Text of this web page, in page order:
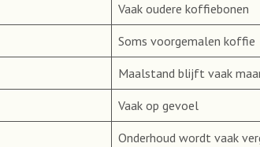
Vaak oudere koffiebonen
Soms voorgemalen koffie
Maalstand blijft vaak
Vaak op gevoel
Onderhoud wordt vaak